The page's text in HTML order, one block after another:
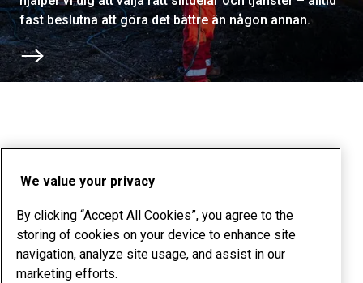
fast beslutna att göra det bättre än någon annan.
Bläddra till nästa avsnitt
We value your privacy
By clicking “Accept All Cookies”, you agree to the
storing of cookies on your device to enhance site
navigation, analyze site usage, and assist in our
marketing efforts.